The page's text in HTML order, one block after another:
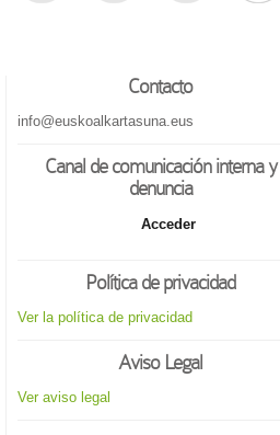
Contacto
info@euskoalkartasuna.eus
Canal de comunicación interna y
denuncia
Acceder
Política de privacidad
Ver la política de privacidad
Aviso Legal
Ver aviso legal